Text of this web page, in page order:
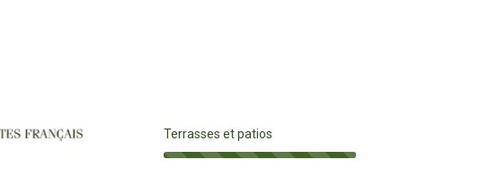
Terrasses et patios